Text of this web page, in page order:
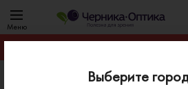
Выберите
Меню
Гарантируем лучшую цену на
Оправы для очков